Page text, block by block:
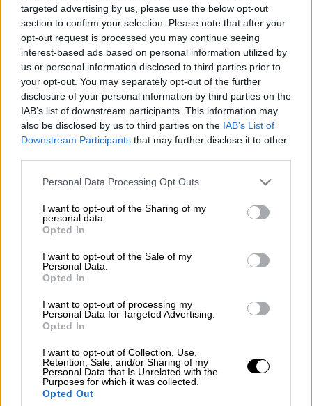
targeted advertising by us, please use the below opt-out
section to confirm your selection. Please note that after your
opt-out request is processed you may continue seeing
interest-based ads based on personal information utilized by
us or personal information disclosed to third parties prior to
your opt-out. You may separately opt-out of the further
disclosure of your personal information by third parties on the
IAB’s list of downstream participants. This information may
also be disclosed by us to third parties on the IAB’s List of
Downstream Participants that may further disclose it to other
Please note that this website/app uses one or more Google
not limited to your visit or usage behaviour. You may click to
grant or deny consent to Google and its third-party tags to
use your data for below specified purposes in below Google
consent section.
Personal Data Processing Opt Outs
I want to opt-out of the Sharing of my
personal data.
Opted In
I want to opt-out of the Sale of my
Personal Data.
Opted In
I want to opt-out of processing my
Personal Data for Targeted Advertising.
Opted In
I want to opt-out of Collection, Use,
Retention, Sale, and/or Sharing of my
Personal Data that Is Unrelated with the
Purposes for which it was collected.
Opted Out
Προσθέστε το ΕΘΝΟΣ στη Google
Με έναν τρομερό γύρο στην πίστα της
Σαουδικής ΑραβίαςοΜαξ Φερστάπεν
έσπασε τα χρονόμετρα και πήρε για δεύτερη
σερί εβδομάδα τηνpole position στο
πρωτάθλημα τηςFormula 1.
πρώτο αγώνα της σεζόν στο Μπαχρέιν, ο
Ολλανδός παγκόσμιος πρωταθλητής έστειλε
μήνυμα νίκης και ενόψει του δεύτερου γκραν
πρι της νέας χρονιάς. Ο Φερστάπεν
τερμάτισε με διαφορά 3 δεκάτων του
δευτερολέπτου απ' το
δεύτερος κρατώντας πίσω του για μόλις 55
χιλιοστά τον έτερο οδηγό της Red Bull
Σέρχιο Πέρες. Ακολούθησαν οι
Πιάστρι,Νόρις,Ράσελ,Χάμιλτον
Τσουνόντα
Στρολ.